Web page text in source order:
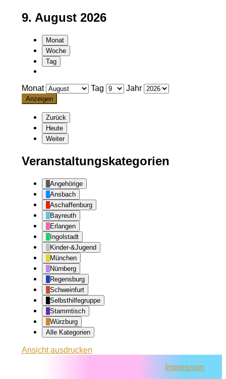
9. August 2026
Monat
Woche
Tag
Monat Tag Jahr
Zurück
Heute
Weiter
Veranstaltungskategorien
Angehörige
Ansbach
Aschaffenburg
Bayreuth
Erlangen
Ingolstadt
Kinder-&Jugend
München
Nürnberg
Regensburg
Schweinfurt
Selbsthilfegruppe
Stammtisch
Würzburg
Alle Kategorien
Ansichtausdrucken
Impressum